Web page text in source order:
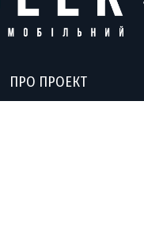
ПРО ПРОЕКТ